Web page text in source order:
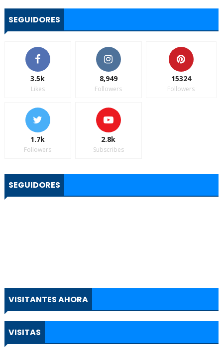
SEGUIDORES
3.5k
Likes
8,949
Followers
15324
Followers
1.7k
Followers
2.8k
Subscribes
SEGUIDORES
VISITANTES AHORA
VISITAS